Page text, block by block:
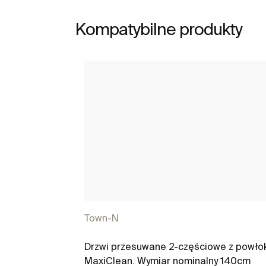
Kompatybilne produkty
Town-N
Drzwi przesuwane 2-częściowe z
MaxiClean. Wymiar nominalny 140cm